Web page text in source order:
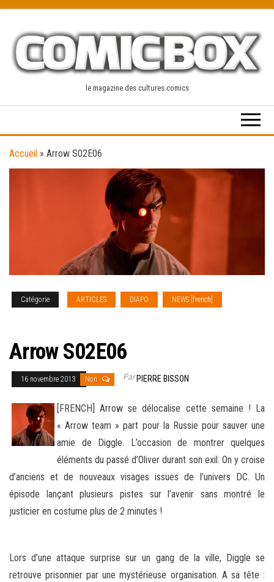
content
le magazine des cultures comics
Accueil » Arrow S02E06
Catégorie ARTICLES DIAPO NEWS [french]
Arrow S02E06
16 novembre 2013 Non ParPIERRE BISSON
[FRENCH] Arrow se délocalise cette semaine ! La
« Arrow team » part pour la Russie pour sauver une
amie de Diggle. L’occasion de montrer quelques
éléments du passé d’Oliver durant son exil. On y croise
d’anciens et de nouveaux visages issues de l’univers DC. Un
épisode lançant plusieurs pistes sur l’avenir sans montré le
justicier en costume plus de 2 minutes !
Lors d’une attaque surprise sur un gang de la ville, Diggle se
retrouve prisonnier par une mystérieuse organisation. A sa tête :